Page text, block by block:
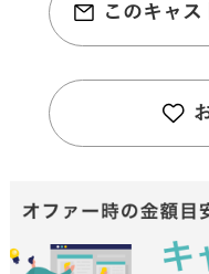
このキャ